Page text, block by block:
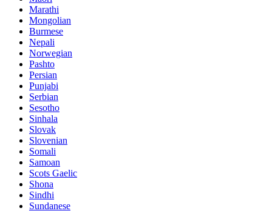
Marathi
Mongolian
Burmese
Nepali
Norwegian
Pashto
Persian
Punjabi
Serbian
Sesotho
Sinhala
Slovak
Slovenian
Somali
Samoan
Scots Gaelic
Shona
Sindhi
Sundanese